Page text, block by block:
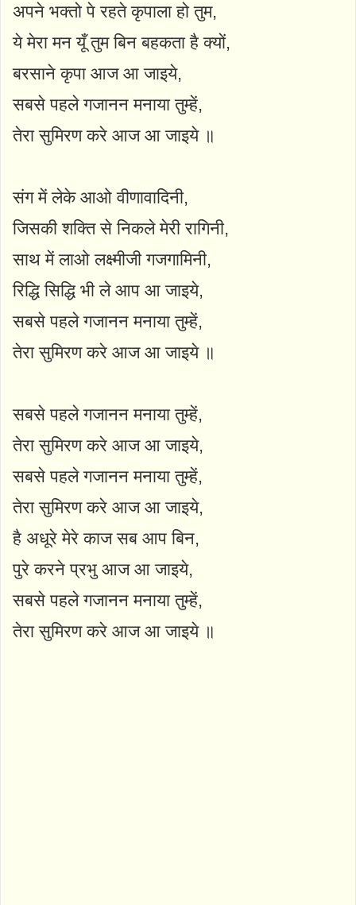
अपने भक्तो पे रहते कृपाला हो तुम,
ये मेरा मन यूँ तुम बिन बहकता है क्यों,
बरसाने कृपा आज आ जाइये,
सबसे पहले गजानन मनाया तुम्हें,
तेरा सुमिरण करे आज आ जाइये ॥
संग में लेके आओ वीणावादिनी,
जिसकी शक्ति से निकले मेरी रागिनी,
साथ में लाओ लक्ष्मीजी गजगामिनी,
रिद्धि सिद्धि भी ले आप आ जाइये,
सबसे पहले गजानन मनाया तुम्हें,
तेरा सुमिरण करे आज आ जाइये ॥
सबसे पहले गजानन मनाया तुम्हें,
तेरा सुमिरण करे आज आ जाइये,
सबसे पहले गजानन मनाया तुम्हें,
तेरा सुमिरण करे आज आ जाइये,
है अधूरे मेरे काज सब आप बिन,
पुरे करने प्रभु आज आ जाइये,
सबसे पहले गजानन मनाया तुम्हें,
तेरा सुमिरण करे आज आ जाइये ॥